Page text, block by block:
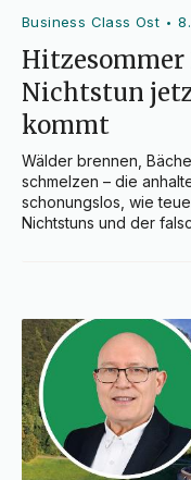
Business Class Ost •
Hitzesommer
Nichtstun
kommt
Wälder brennen,
schmelzen – die
schonungslos, wie
Nichtstuns und der